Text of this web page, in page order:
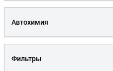
Автохимия
Фильтры